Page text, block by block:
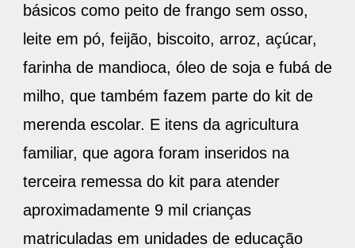
básicos como peito de frango sem osso,
leite em pó, feijão, biscoito, arroz, açúcar,
farinha de mandioca, óleo de soja e fubá de
milho, que também fazem parte do kit de
merenda escolar. E itens da agricultura
familiar, que agora foram inseridos na
terceira remessa do kit para atender
aproximadamente 9 mil crianças
matriculadas em unidades de educação